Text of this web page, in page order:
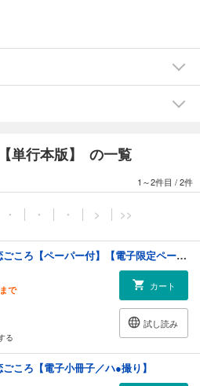
単行本版】 の一覧
1～2件目 /2件
・ ・ ・ > >>
ゆらめく秋の恋ごころ【ペーパー付】【電子限定ペーパー付】
で カート
試し読み
る
ころ【電子小冊子／ハ●撮り】